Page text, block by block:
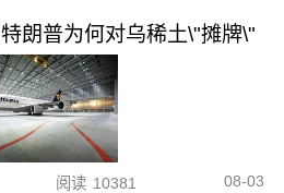
朗普为何对乌稀土\"摊牌\"
阅读 10381 08-03